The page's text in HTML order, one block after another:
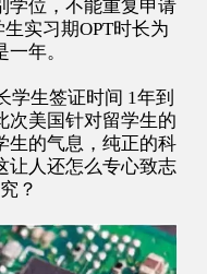
学位，不能重复申请
实习期OPT时长为
年。
学生签证时间 1年到
次美国针对留学生的
生的气息，纯正的科
让人还怎么专心致志
？